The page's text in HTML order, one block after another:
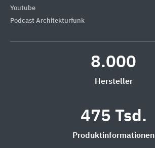
Youtube
Podcast Architekturfunk
8.000
Hersteller
475 Tsd.
Produktinformationen